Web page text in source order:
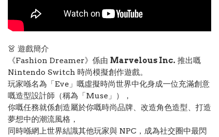
👗 遊戲簡介
《Fashion Dreamer》係由 Marvelous Inc. 推出嘅
Nintendo Switch 時尚模擬創作遊戲。
玩家喺名為「Eve」嘅虛擬時尚世界中化身成一位充滿創意
嘅造型設計師（稱為「Muse」），
你嘅任務就係創造屬於你嘅時尚品牌、改造角色造型、打造
夢想中的潮流風格，
同時喺網上世界結識其他玩家與 NPC，成為社交圈中最閃